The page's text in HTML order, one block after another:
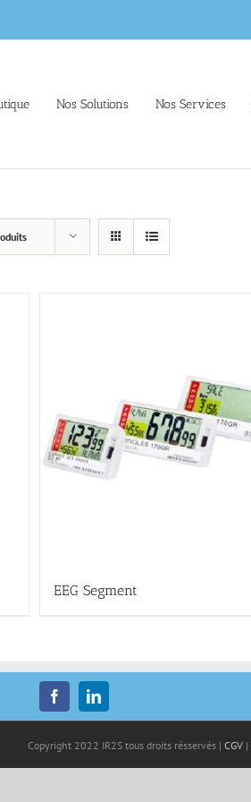
Nos Solutions Nos Services
EEG Segment
Copyright 2022 IR2S tous droits résservés | CGV |